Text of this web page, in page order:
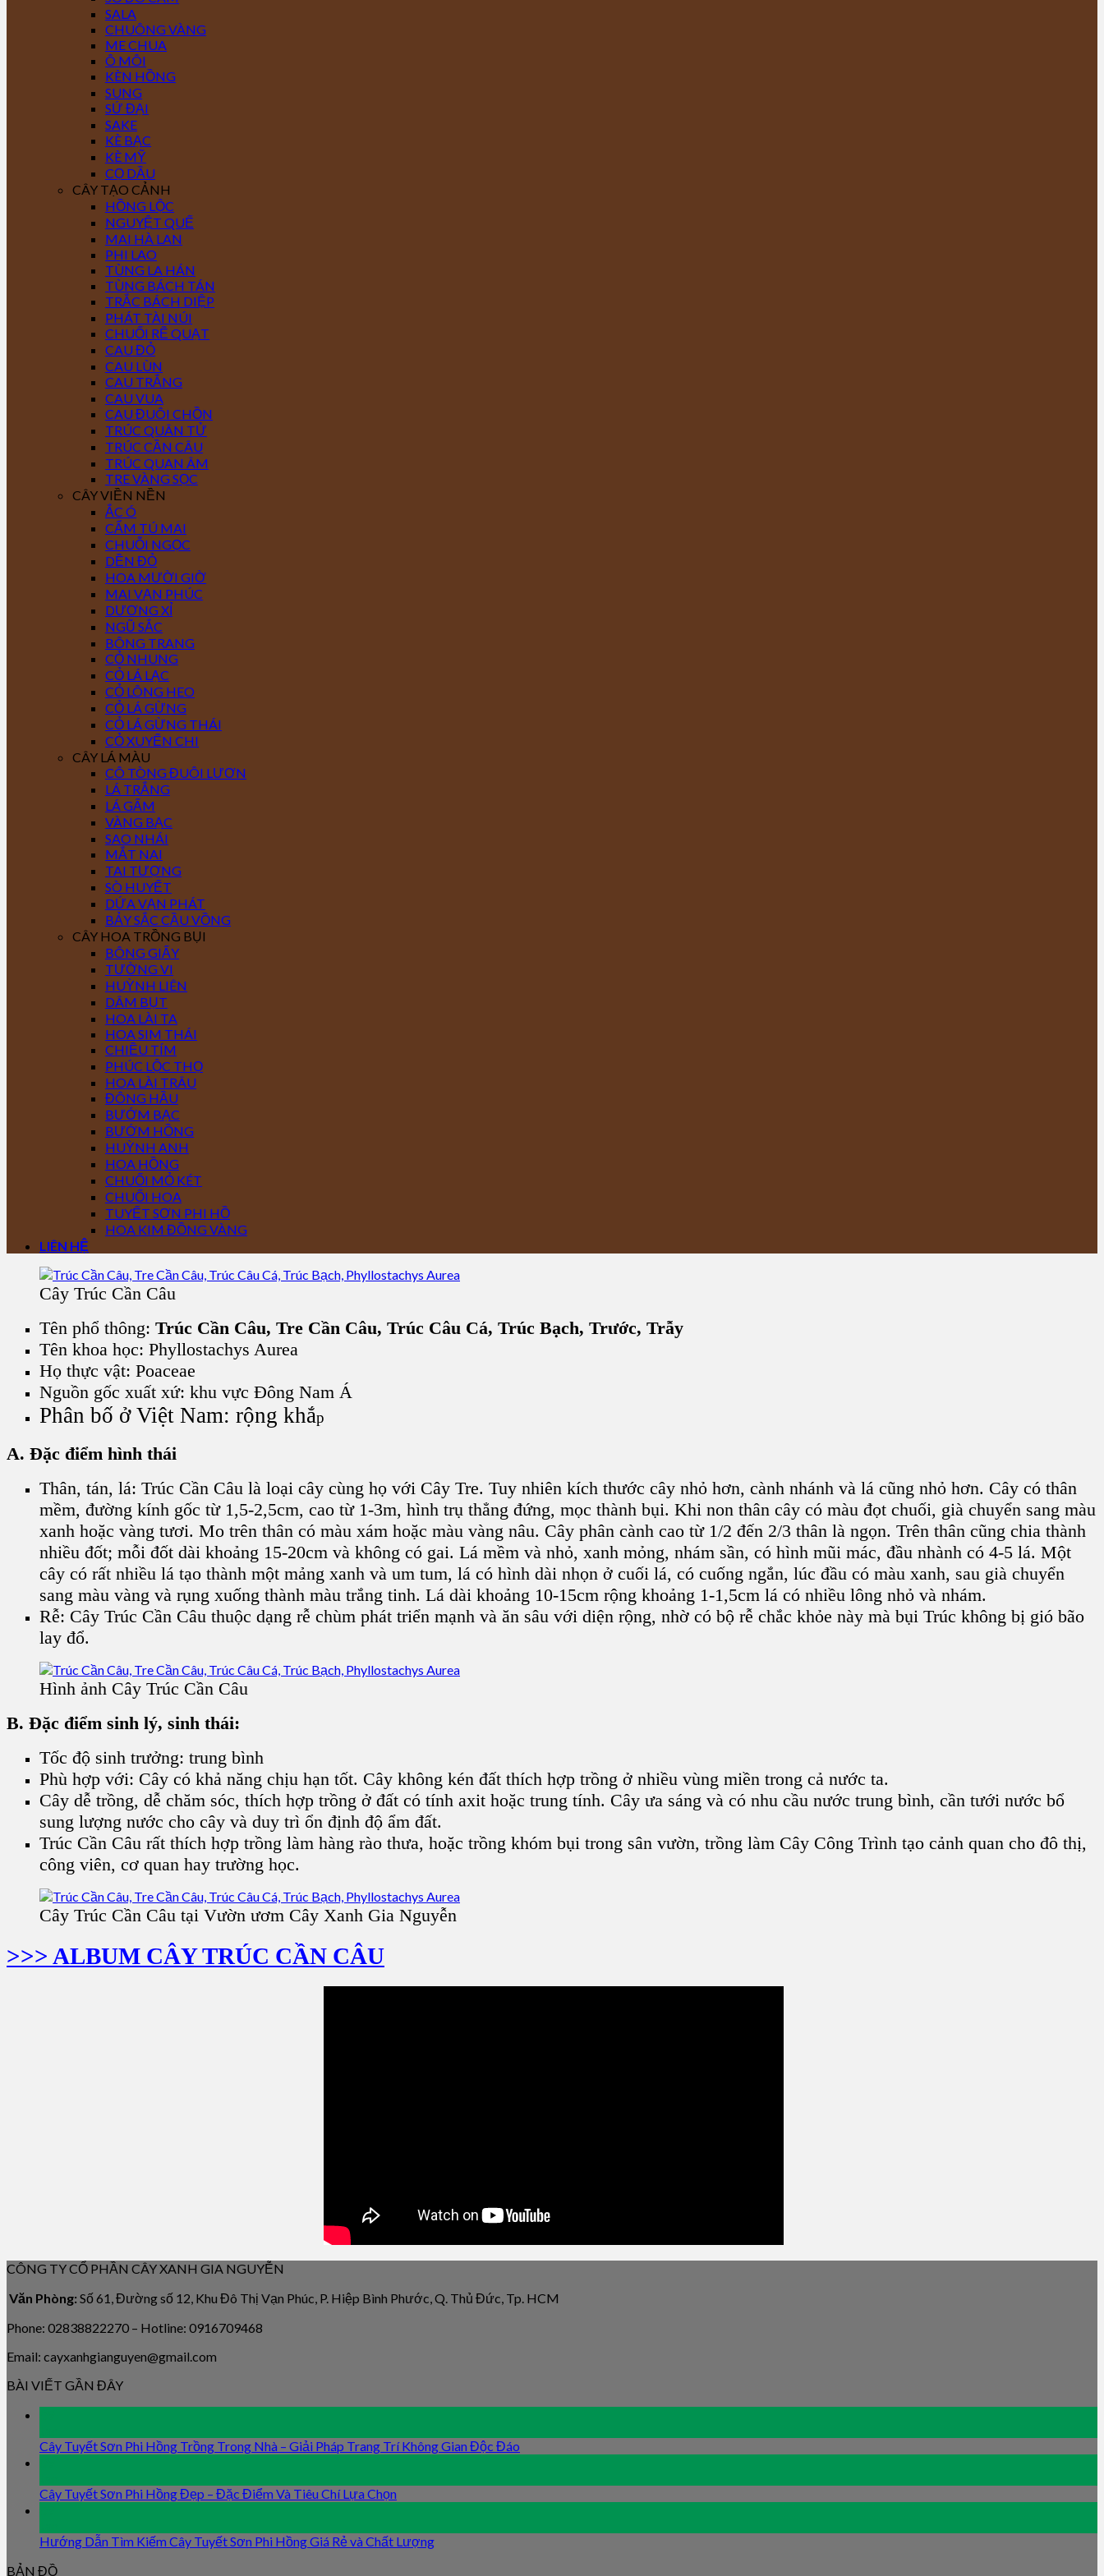
SALA
CHUÔNG VÀNG
ME CHUA
Ô MÔI
KÈN HỒNG
SUNG
SỨ ĐẠI
SAKE
KÈ BẠC
KÈ MỸ
CỌ DẦU
CÂY TẠO CẢNH
HỒNG LỘC
NGUYỆT QUẾ
MAI HÀ LAN
PHI LAO
TÙNG LA HÁN
TÙNG BÁCH TÁN
TRẮC BÁCH DIỆP
PHÁT TÀI NÚI
CHUỐI RẼ QUẠT
CAU ĐỎ
CAU LÙN
CAU TRẮNG
CAU VUA
CAU ĐUÔI CHỒN
TRÚC QUÂN TỬ
TRÚC CẦN CÂU
TRÚC QUAN ÂM
TRE VÀNG SỌC
CÂY VIỀN NỀN
ẮC Ó
CẨM TÚ MAI
CHUỖI NGỌC
DỀN ĐỎ
HOA MƯỜI GIỜ
MAI VẠN PHÚC
DƯƠNG XỈ
NGŨ SẮC
BÔNG TRANG
CỎ NHUNG
CỎ LÁ LẠC
CỎ LÔNG HEO
CỎ LÁ GỪNG
CỎ LÁ GỪNG THÁI
CỎ XUYẾN CHI
CÂY LÁ MÀU
CÔ TÒNG ĐUÔI LƯƠN
LÁ TRẮNG
LÁ GẤM
VÀNG BẠC
SAO NHÁI
MẮT NAI
TAI TƯỢNG
SÒ HUYẾT
DỨA VẠN PHÁT
BẢY SẮC CẦU VỒNG
CÂY HOA TRỒNG BỤI
BÔNG GIẤY
TƯỜNG VI
HUỲNH LIÊN
DÂM BỤT
HOA LÀI TA
HOA SIM THÁI
CHIỀU TÍM
PHÚC LỘC THỌ
HOA LÀI TRÂU
ĐÔNG HẦU
BƯỚM BẠC
BƯỚM HỒNG
HUỲNH ANH
HOA HỒNG
CHUỐI MỎ KÉT
CHUỐI HOA
TUYẾT SƠN PHI HỒ
HOA KIM ĐỒNG VÀNG
LIÊN HỆ
Cây Trúc Cần Câu
Tên phổ thông: Trúc Cần Câu, Tre Cần Câu, Trúc Câu Cá, Trúc Bạch, Trước, Trẫy
Tên khoa học: Phyllostachys Aurea
Họ thực vật: Poaceae
Nguồn gốc xuất xứ: khu vực Đông Nam Á
Phân bố ở Việt Nam: rộng khắp
A. Đặc điểm hình thái
Thân, tán, lá: Trúc Cần Câu là loại cây cùng họ với Cây Tre. Tuy nhiên kích thước cây nhỏ hơn, cành nhánh và lá cũng nhỏ hơn. Cây có thân
mềm, đường kính gốc từ 1,5-2,5cm, cao từ 1-3m, hình trụ thẳng đứng, mọc thành bụi. Khi non thân cây có màu đọt chuối, già chuyển sang màu
xanh hoặc vàng tươi. Mo trên thân có màu xám hoặc màu vàng nâu. Cây phân cành cao từ 1/2 đến 2/3 thân là ngọn. Trên thân cũng chia thành
nhiều đốt; mỗi đốt dài khoảng 15-20cm và không có gai. Lá mềm và nhỏ, xanh mỏng, nhám sần, có hình mũi mác, đầu nhành có 4-5 lá. Một
cây có rất nhiều lá tạo thành một mảng xanh và um tum, lá có hình dài nhọn ở cuối lá, có cuống ngắn, lúc đầu có màu xanh, sau già chuyển
sang màu vàng và rụng xuống thành màu trắng tinh. Lá dài khoảng 10-15cm rộng khoảng 1-1,5cm lá có nhiều lông nhỏ và nhám.
Rễ: Cây Trúc Cần Câu thuộc dạng rễ chùm phát triển mạnh và ăn sâu với diện rộng, nhờ có bộ rễ chắc khỏe này mà bụi Trúc không bị gió bão
lay đổ.
Hình ảnh Cây Trúc Cần Câu
B. Đặc điểm sinh lý, sinh thái:
Tốc độ sinh trưởng: trung bình
Phù hợp với: Cây có khả năng chịu hạn tốt. Cây không kén đất thích hợp trồng ở nhiều vùng miền trong cả nước ta.
Cây dễ trồng, dễ chăm sóc, thích hợp trồng ở đất có tính axit hoặc trung tính. Cây ưa sáng và có nhu cầu nước trung bình, cần tưới nước bổ
sung lượng nước cho cây và duy trì ổn định độ ẩm đất.
Trúc Cần Câu rất thích hợp trồng làm hàng rào thưa, hoặc trồng khóm bụi trong sân vườn, trồng làm Cây Công Trình tạo cảnh quan cho đô thị,
công viên, cơ quan hay trường học.
Cây Trúc Cần Câu tại Vườn ươm Cây Xanh Gia Nguyễn
>>> ALBUM CÂY TRÚC CẦN CÂU
CÔNG TY CỔ PHẦN CÂY XANH GIA NGUYỄN
Văn Phòng: Số 61, Đường số 12, Khu Đô Thị Vạn Phúc, P. Hiệp Bình Phước, Q. Thủ Đức, Tp. HCM
Phone: 02838822270 – Hotline: 0916709468
Email: cayxanhgianguyen@gmail.com
BÀI VIẾT GẦN ĐÂY
Cây Tuyết Sơn Phi Hồng Trồng Trong Nhà – Giải Pháp Trang Trí Không Gian Độc Đáo
Cây Tuyết Sơn Phi Hồng Đẹp – Đặc Điểm Và Tiêu Chí Lựa Chọn
Hướng Dẫn Tìm Kiếm Cây Tuyết Sơn Phi Hồng Giá Rẻ và Chất Lượng
BẢN ĐỒ